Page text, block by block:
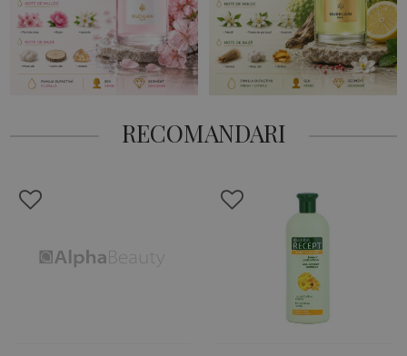
RECOMANDARI